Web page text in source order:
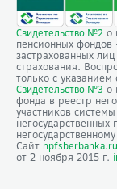
Свидетельство №2 о
пенсионных фондов
застрахованных
страхования.
только с указанием
Свидетельство №3 о
фонда в реестр
участников
Сайт npfsberbanka.ru
от 2 ноября 2015 г.